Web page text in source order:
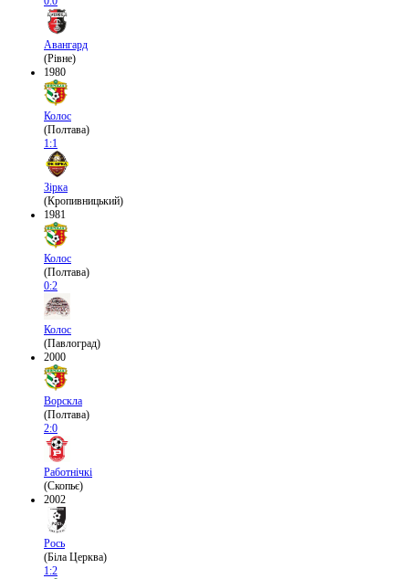
Авангард
(Рівне)
1980
Колос
(Полтава)
1:1
Зірка
(Кропивницький)
1981
Колос
(Полтава)
0:2
Колос
(Павлоград)
2000
Ворскла
(Полтава)
2:0
Работнічкі
(Скопьє)
2002
Рось
(Біла Церква)
1:2